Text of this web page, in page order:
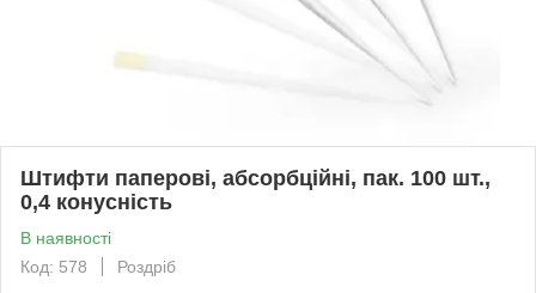
Штифти паперові, абсорбційні, пак. 100 шт.,
0,4 конусність
В наявності
Код: 578
Роздріб